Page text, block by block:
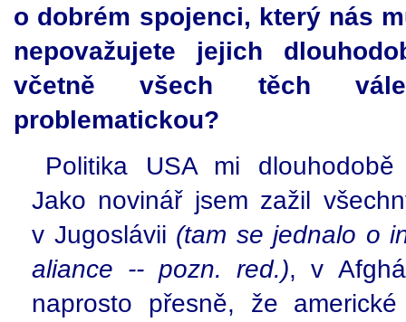
o dobrém spojenci, který nás
nepovažujete jejich
včetně všech těch
problematickou?
Politika USA mi dlouhodobě
Jako novinář jsem zažil
v Jugoslávii (tam se jednalo o
aliance -- pozn. red.), v
naprosto přesně, že